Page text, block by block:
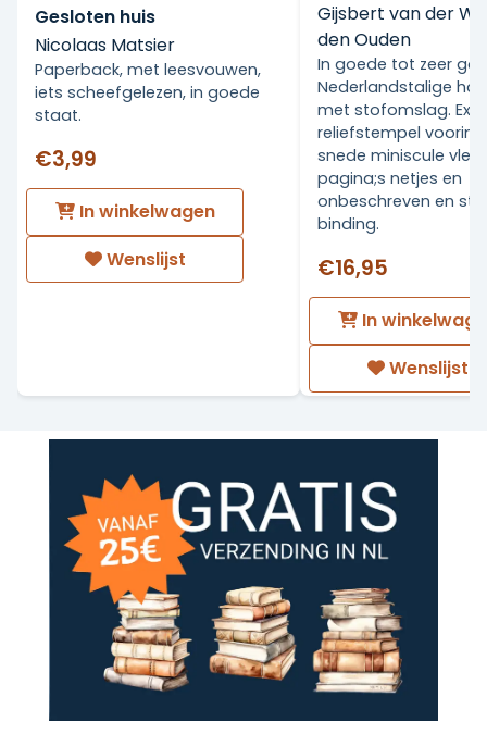
Gesloten huis
Nicolaas Matsier
Paperback, met leesvouwen,
iets scheefgelezen, in goede
staat.
€3,99
In winkelwagen
Wenslijst
Gijsbert van der
den Ouden
In goede tot zeer
Nederlandstalige
met stofomslag. Ex
reliefstempel voorin.
snede miniscule
pagina;s netjes en
onbeschreven en
binding.
€16,95
In
Wenslijst